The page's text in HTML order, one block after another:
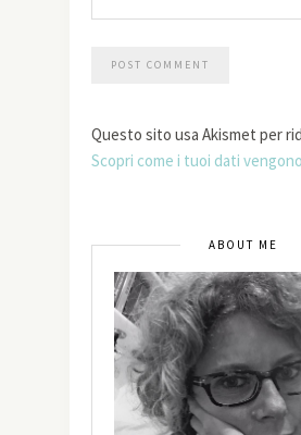
Questo sito usa Akismet per
Scopri come i tuoi dati
ABOUT ME